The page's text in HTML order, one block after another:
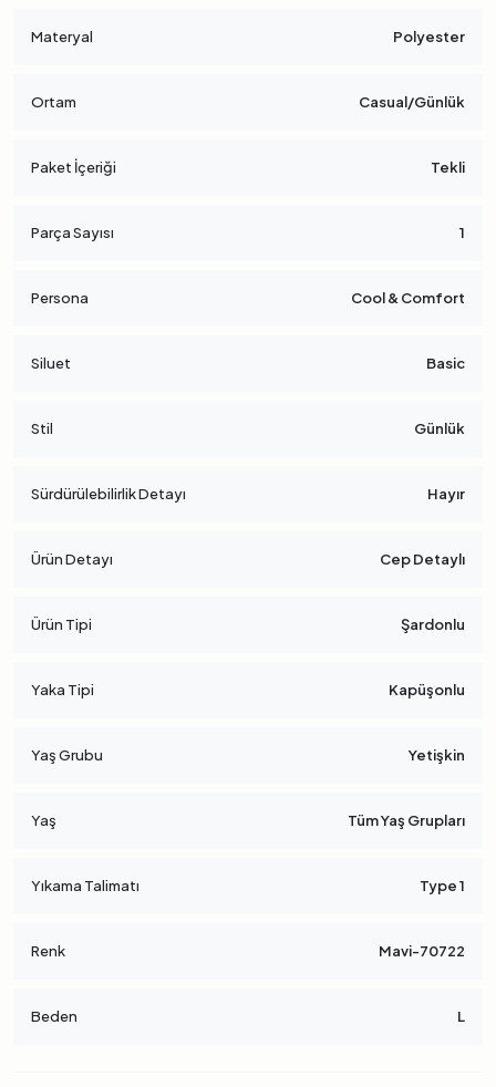
Materyal Polyester
Ortam Casual/Günlük
Paket İçeriği Tekli
Parça Sayısı 1
Persona Cool & Comfort
Siluet Basic
Stil Günlük
Sürdürülebilirlik Detayı Hayır
Ürün Detayı Cep Detaylı
Ürün Tipi Şardonlu
Yaka Tipi Kapüşonlu
Yaş Grubu Yetişkin
Yaş Tüm Yaş Grupları
Yıkama Talimatı Type 1
Renk Mavi-70722
Beden L